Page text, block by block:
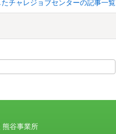
チャレジョブセンターの記事一覧
熊谷事業所